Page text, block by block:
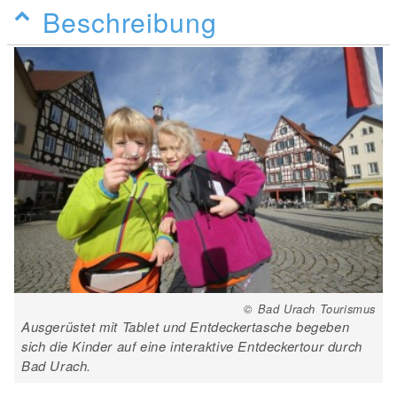
Beschreibung
© Bad Urach Tourismus
Ausgerüstet mit Tablet und Entdeckertasche begeben
sich die Kinder auf eine interaktive Entdeckertour durch
Bad Urach.